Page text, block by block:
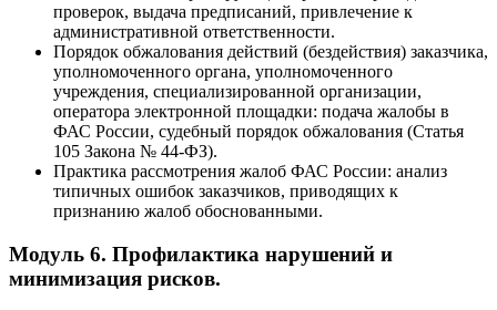
проверок, выдача предписаний, привлечение к
административной ответственности.
Порядок обжалования действий (бездействия) заказчика,
уполномоченного органа, уполномоченного
учреждения, специализированной организации,
оператора электронной площадки: подача жалобы в
ФАС России, судебный порядок обжалования (Статья
105 Закона № 44-ФЗ).
Практика рассмотрения жалоб ФАС России: анализ
типичных ошибок заказчиков, приводящих к
признанию жалоб обоснованными.
Модуль 6. Профилактика нарушений и
минимизация рисков.